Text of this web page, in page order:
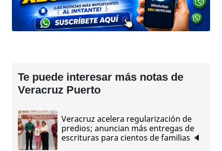
Te puede interesar más notas de
Veracruz Puerto
Veracruz acelera regularización de
predios; anuncian más entregas de
escrituras para cientos de familias 🔈